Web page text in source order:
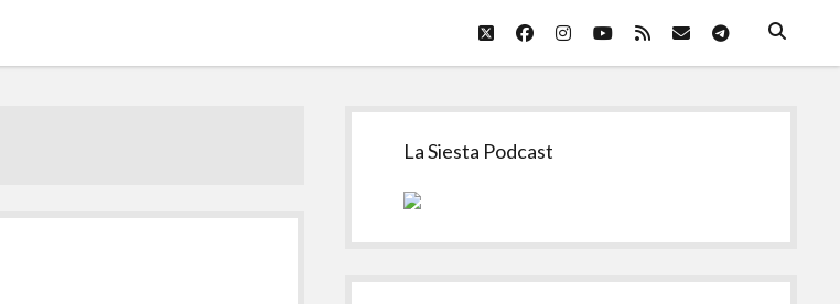
twitterfacebookinstagram
youtube
rss emailtelegram
Sidebar
La Siesta Podcast